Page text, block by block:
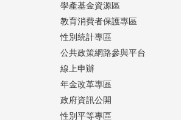
學產基金資源區
教育消費者保護專區
性別統計專區
公共政策網路參與平台
線上申辦
年金改革專區
政府資訊公開
性別平等專區